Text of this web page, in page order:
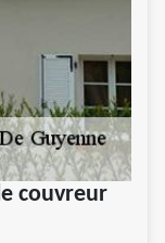
couvreur